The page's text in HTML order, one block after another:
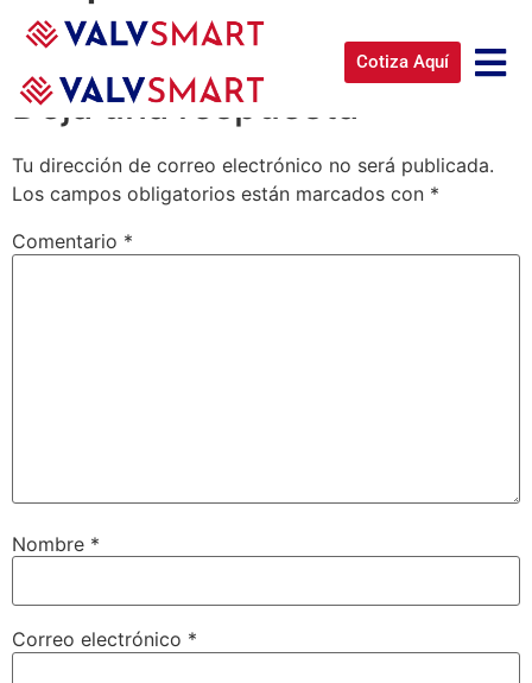
Cotiza Aquí
Primeros Auxilios
Deja una respuesta
Tu dirección de correo electrónico no será publicada.
Los campos obligatorios están marcados con *
Comentario *
Nombre *
Correo electrónico *